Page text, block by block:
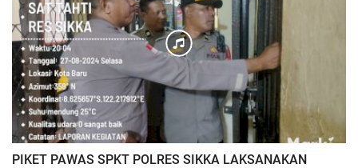
PIKET PAWAS SPKT POLRES SIKKA LAKSANAKAN